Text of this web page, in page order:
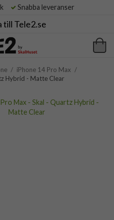
Snabba leveranser
till Tele2.se
/ iPhone 14 Pro Max /
Hybrid - Matte Clear